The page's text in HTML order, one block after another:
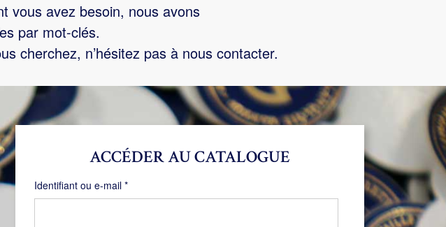
vous avez besoin, nous avons
par mot-clés.
cherchez, n’hésitez pas à nous contacter.
ACCÉDER AU CATALOGUE
Identifiant ou e-mail *Obligatoire